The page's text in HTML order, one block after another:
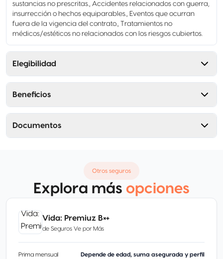
sustancias no prescritas., Accidentes relacionados con guerra,
insurrección o hechos equiparables., Eventos que ocurran
fuera de la vigencia del contrato., Tratamientos no
médicos/estéticos no relacionados con los riesgos cubiertos.
Elegibilidad
Beneficios
Documentos
Otros seguros
Explora más opciones
Vida: Premiuz B×+
de Seguros Ve por Más
Prima mensual
Depende de edad, suma asegurada y perfil